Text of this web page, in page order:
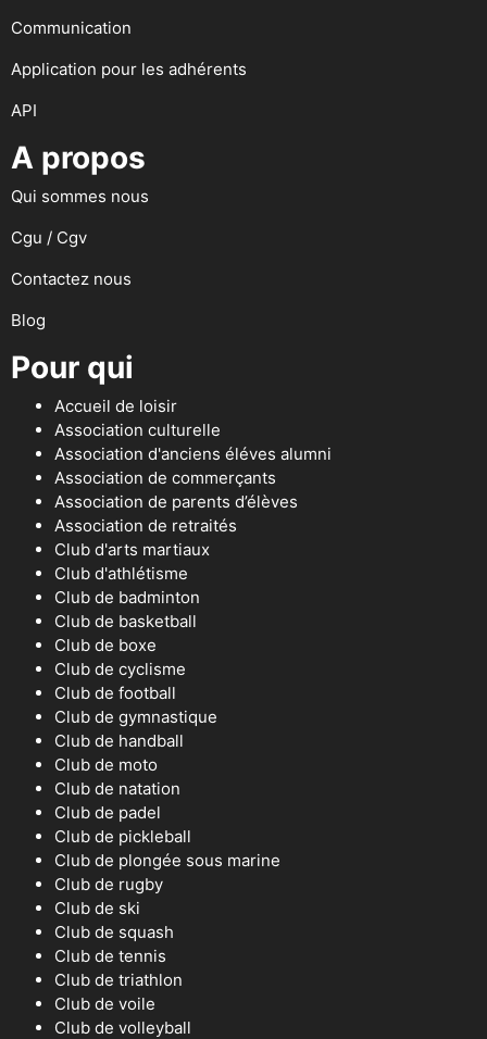
Communication
Application pour les adhérents
API
A propos
Qui sommes nous
Cgu / Cgv
Contactez nous
Blog
Pour qui
Accueil de loisir
Association culturelle
Association d'anciens éléves alumni
Association de commerçants
Association de parents d’élèves
Association de retraités
Club d'arts martiaux
Club d'athlétisme
Club de badminton
Club de basketball
Club de boxe
Club de cyclisme
Club de football
Club de gymnastique
Club de handball
Club de moto
Club de natation
Club de padel
Club de pickleball
Club de plongée sous marine
Club de rugby
Club de ski
Club de squash
Club de tennis
Club de triathlon
Club de voile
Club de volleyball